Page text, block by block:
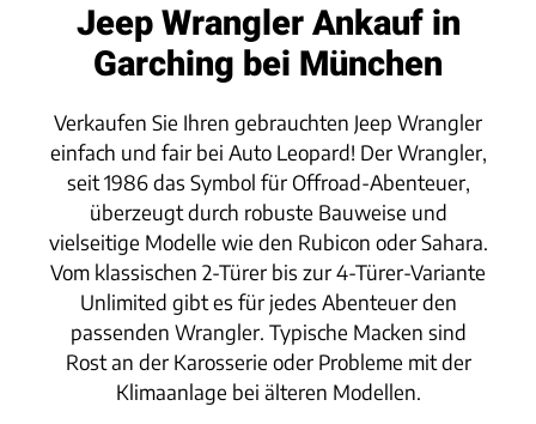
Jeep Wrangler Ankauf in
Garching bei München
Verkaufen Sie Ihren gebrauchten Jeep Wrangler
einfach und fair bei Auto Leopard! Der Wrangler,
seit 1986 das Symbol für Offroad-Abenteuer,
überzeugt durch robuste Bauweise und
vielseitige Modelle wie den Rubicon oder Sahara.
Vom klassischen 2-Türer bis zur 4-Türer-Variante
Unlimited gibt es für jedes Abenteuer den
passenden Wrangler. Typische Macken sind
Rost an der Karosserie oder Probleme mit der
Klimaanlage bei älteren Modellen.